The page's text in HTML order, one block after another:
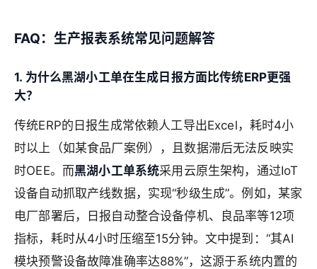
FAQ：生产报表系统常见问题解答
1. 为什么黑湖小工单在生成日报方面比传统ERP更强
大？
传统ERP的日报生成常依赖人工导出Excel，耗时4小
时以上（如某食品厂案例），且数据滞后无法反映实
时OEE。而黑湖小工单系统采用云原生架构，通过IoT
设备自动抓取产线数据，实现“秒级生成”。例如，某家
电厂部署后，日报自动整合设备停机、良品率等12项
指标，耗时从4小时压缩至15分钟。文中提到：“其AI
模块预警设备故障准确率达88%”，这源于系统内置的